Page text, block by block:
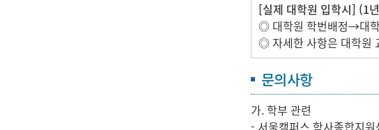
[실제 대학원 입학시] (1
◎ 대학원 학번배정→대
◎ 자세한 사항은 대학원
문의사항
가. 학부 관련
- 서울캠퍼스 학사종합지